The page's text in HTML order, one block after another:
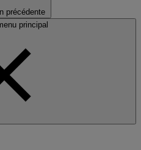
précédente
principal